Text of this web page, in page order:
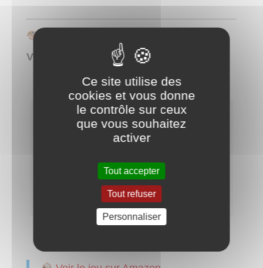
VERSION ARTISTIQUE
mot de passe
Ce site utilise des
cookies et vous donne
le contrôle sur ceux
que vous souhaitez
activer
Tout accepter
Tout refuser
Personnaliser